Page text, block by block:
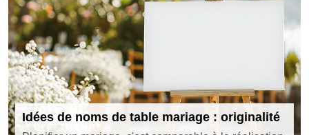
Idées de noms de table mariage : originalité